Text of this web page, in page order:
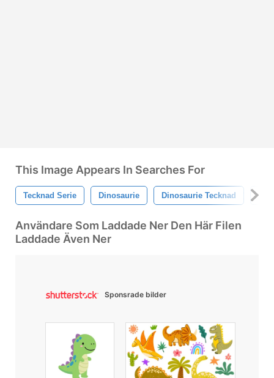
This Image Appears In Searches For
Tecknad Serie Dinosaurie Dinosaurie Tecknad
Användare Som Laddade Ner Den Här Filen
Laddade Även Ner
Sponsrade bilder